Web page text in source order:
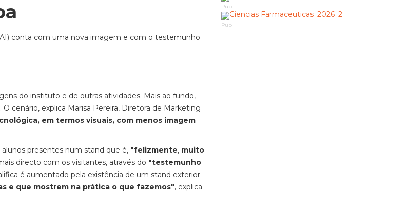
conta com uma nova imagem e com o testemunho
do instituto e de outras atividades. Mais ao fundo,
. O cenário, explica Marisa Pereira, Diretora de Marketing
em termos visuais, com menos imagem
presentes num stand que é, "felizmente, muito
directo com os visitantes, através do "testemunho
é aumentado pela existência de um stand exterior
e que mostrem na prática o que fazemos", explica
Pub
Pub